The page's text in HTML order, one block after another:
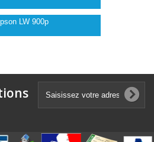
LW 900p